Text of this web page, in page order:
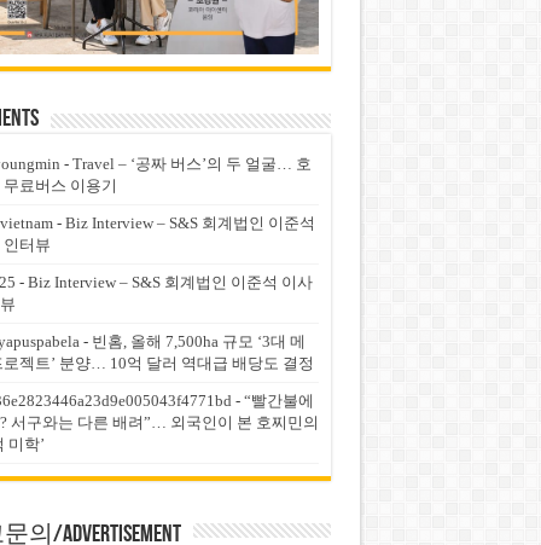
- Travel – ‘공짜 버스’의 두 얼굴… 호
료버스 이용기
- Biz Interview – S&S 회계법인 이준석
터뷰
- Biz Interview – S&S 회계법인 이준석 이사
- 빈홈, 올해 7,500ha 규모 ‘3대 메
로젝트’ 분양… 10억 달러 역대급 배당도 결정
- “빨간불에
서구와는 다른 배려”… 외국인이 본 호찌민의
미학’
의/Advertisement